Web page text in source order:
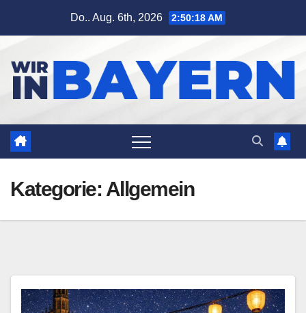
Do.. Aug. 6th, 2026 2:50:19 AM
Kategorie: Allgemein